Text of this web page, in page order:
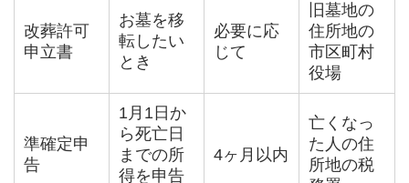
改葬許可
申立書
お墓を移
転したい
とき
必要に応
じて
旧墓地の
住所地の
市区町村
役場
準確定申
告
1月1日か
ら死亡日
までの所
得を申告
4ヶ月以内
亡くなっ
た人の住
所地の税